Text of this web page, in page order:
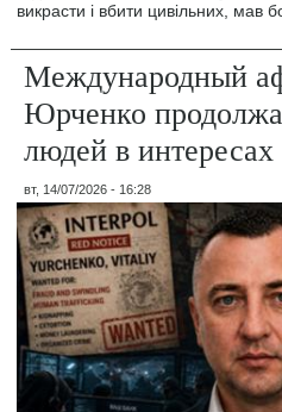
викрасти і вбити цивільних, мав
Международный
Юрченко
людей в
вт, 14/07/2026 - 16:28